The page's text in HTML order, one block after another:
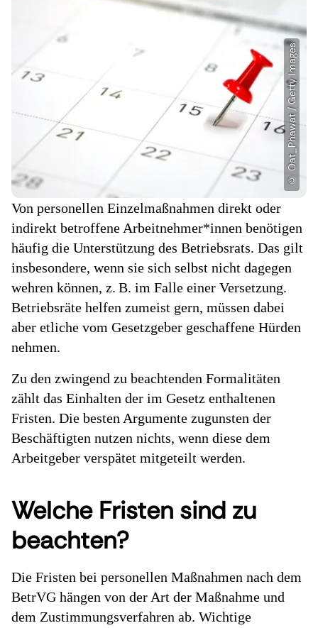
Von personellen Einzelmaßnahmen direkt oder
indirekt betroffene Arbeitnehmer*innen benötigen
häufig die Unterstützung des Betriebsrats. Das gilt
insbesondere, wenn sie sich selbst nicht dagegen
wehren können, z. B. im Falle einer Versetzung.
Betriebsräte helfen zumeist gern, müssen dabei
aber etliche vom Gesetzgeber geschaffene Hürden
nehmen.
Zu den zwingend zu beachtenden Formalitäten
zählt das Einhalten der im Gesetz enthaltenen
Fristen. Die besten Argumente zugunsten der
Beschäftigten nutzen nichts, wenn diese dem
Arbeitgeber verspätet mitgeteilt werden.
Welche Fristen sind zu
beachten?
Die Fristen bei personellen Maßnahmen nach dem
BetrVG hängen von der Art der Maßnahme und
dem Zustimmungsverfahren ab. Wichtige